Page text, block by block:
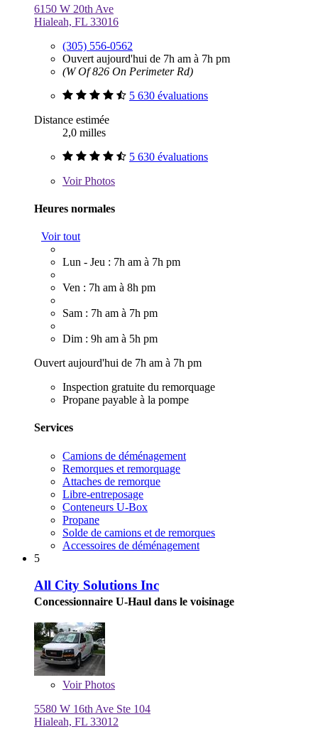
6150 W 20th Ave
Hialeah, FL 33016
(305) 556-0562
Ouvert aujourd'hui de 7h am à 7h pm
(W Of 826 On Perimeter Rd)
5 630 évaluations
Distance estimée
2,0 milles
5 630 évaluations
VoirPhotos
Heures normales
Voir tout
Lun - Jeu : 7h am à 7h pm
Ven : 7h am à 8h pm
Sam : 7h am à 7h pm
Dim : 9h am à 5h pm
Ouvert aujourd'hui de 7h am à 7h pm
Inspection gratuite du remorquage
Propane payable à la pompe
Services
Camions de déménagement
Remorques et remorquage
Attaches de remorque
Libre-entreposage
Conteneurs U-Box
Propane
Solde de camions et de remorques
Accessoires de déménagement
5
All City Solutions Inc
Concessionnaire U-Haul dans le voisinage
VoirPhotos
5580 W 16th Ave Ste 104
Hialeah, FL 33012